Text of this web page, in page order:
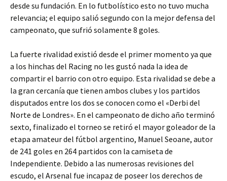
desde su fundación. En lo futbolístico esto no tuvo mucha
relevancia; el equipo salió segundo con la mejor defensa del
campeonato, que sufrió solamente 8 goles.
La fuerte rivalidad existió desde el primer momento ya que
a los hinchas del Racing no les gustó nada la idea de
compartir el barrio con otro equipo. Esta rivalidad se debe a
la gran cercanía que tienen ambos clubes y los partidos
disputados entre los dos se conocen como el «Derbi del
Norte de Londres». En el campeonato de dicho año terminó
sexto, finalizado el torneo se retiró el mayor goleador de la
etapa amateur del fútbol argentino, Manuel Seoane, autor
de 241 goles en 264 partidos con la camiseta de
Independiente. Debido a las numerosas revisiones del
escudo, el Arsenal fue incapaz de poseer los derechos de